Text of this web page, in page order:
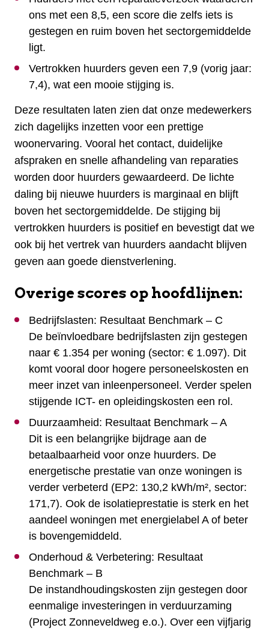
ons met een 8,5, een score die zelfs iets is
gestegen en ruim boven het sectorgemiddelde
ligt.
Vertrokken huurders geven een 7,9 (vorig jaar:
7,4), wat een mooie stijging is.
Deze resultaten laten zien dat onze medewerkers
zich dagelijks inzetten voor een prettige
woonervaring. Vooral het contact, duidelijke
afspraken en snelle afhandeling van reparaties
worden door huurders gewaardeerd. De lichte
daling bij nieuwe huurders is marginaal en blijft
boven het sectorgemiddelde. De stijging bij
vertrokken huurders is positief en bevestigt dat we
ook bij het vertrek van huurders aandacht blijven
geven aan goede dienstverlening.
Overige scores op hoofdlijnen:
Bedrijfslasten: Resultaat Benchmark – C
De beïnvloedbare bedrijfslasten zijn gestegen
naar € 1.354 per woning (sector: € 1.097). Dit
komt vooral door hogere personeelskosten en
meer inzet van inleenpersoneel. Verder spelen
stijgende ICT- en opleidingskosten een rol.
Duurzaamheid: Resultaat Benchmark – A
Dit is een belangrijke bijdrage aan de
betaalbaarheid voor onze huurders. De
energetische prestatie van onze woningen is
verder verbeterd (EP2: 130,2 kWh/m², sector:
171,7). Ook de isolatieprestatie is sterk en het
aandeel woningen met energielabel A of beter
is bovengemiddeld.
Onderhoud & Verbetering: Resultaat
Benchmark – B
De instandhoudingskosten zijn gestegen door
eenmalige investeringen in verduurzaming
(Project Zonneveldweg e.o.). Over een vijfjarig